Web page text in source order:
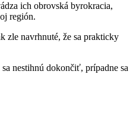
ich obrovská byrokracia,
región.
zle navrhnuté, že sa prakticky
nestihnú dokončiť, prípadne sa